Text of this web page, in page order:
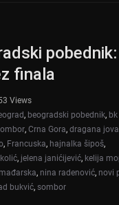
o
k
pobednik:
finala
Views
, beogradski pobednik,
, Crna Gora, dragana
, Francuska, hajnalka šipoš,
, jelena janićijević, kelija
mađarska, nina radenović, novi
bukvić, sombor